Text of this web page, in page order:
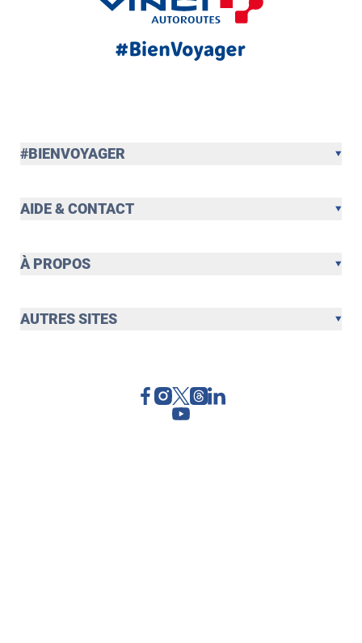
#BIENVOYAGER
AIDE & CONTACT
À PROPOS
AUTRES SITES